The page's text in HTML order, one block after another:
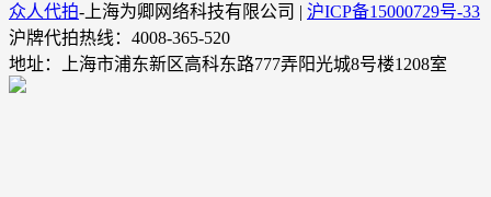
众人代拍-上海为卿网络科技有限公司 | 沪ICP备15000729号-33
沪牌代拍热线：4008-365-520
地址：上海市浦东新区高科东路777弄阳光城8号楼1208室